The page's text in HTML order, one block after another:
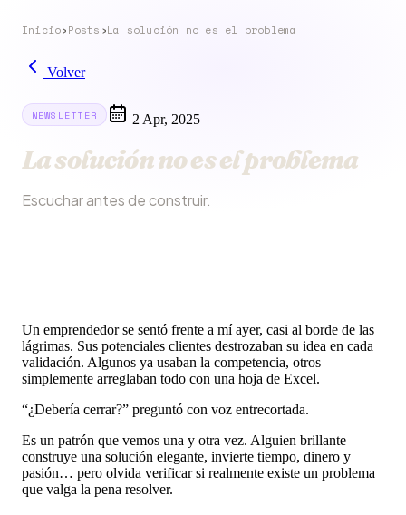
Inicio›Posts ›La solución no es el problema
Volver
NEWSLETTER 2 Apr, 2025
La solución no es el problema
Escuchar antes de construir.
Un emprendedor se sentó frente a mí ayer, casi al borde de las
lágrimas. Sus potenciales clientes destrozaban su idea en cada
validación. Algunos ya usaban la competencia, otros
simplemente arreglaban todo con una hoja de Excel.
“¿Debería cerrar?” preguntó con voz entrecortada.
Es un patrón que vemos una y otra vez. Alguien brillante
construye una solución elegante, invierte tiempo, dinero y
pasión… pero olvida verificar si realmente existe un problema
que valga la pena resolver.